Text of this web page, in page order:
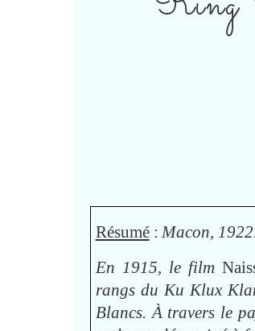
Résumé: Macon,
En 1915, le film
rangs du Ku Klux
Blancs. À travers le